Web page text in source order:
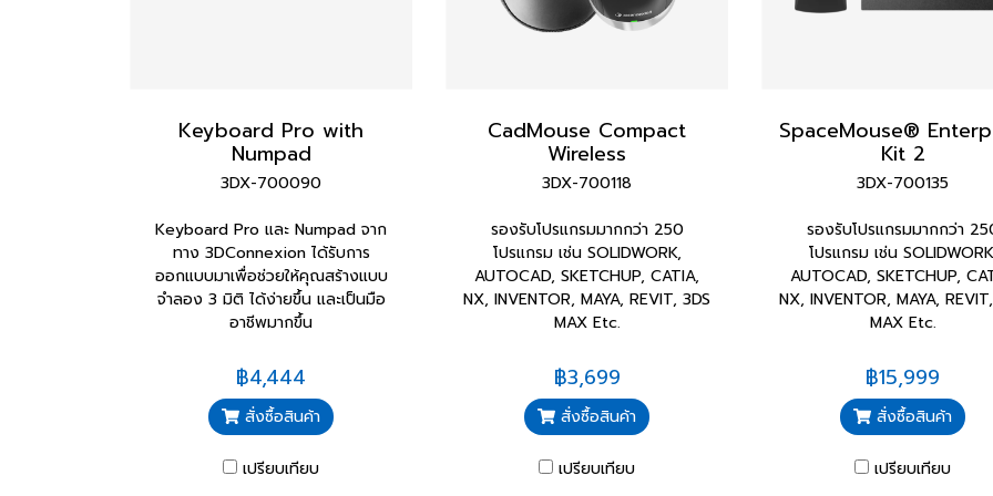
Keyboard Pro with
Numpad
3DX-700090
Keyboard Pro และ Numpad จาก
ทาง 3DConnexion ได้รับการ
ออกแบบมาเพื่อช่วยให้คุณสร้างแบบ
จำลอง 3 มิติ ได้ง่ายขึ้น และเป็นมือ
อาชีพมากขึ้น
฿4,444
สั่งซื้อสินค้า
เปรียบเทียบ
CadMouse Compact
Wireless
3DX-700118
รองรับโปรแกรมมากกว่า 250
โปรแกรม เช่น SOLIDWORK,
AUTOCAD, SKETCHUP, CATIA,
NX, INVENTOR, MAYA, REVIT, 3DS
MAX Etc.
฿3,699
สั่งซื้อสินค้า
เปรียบเทียบ
SpaceMouse®
Kit 2
3DX-700135
รองรับโปรแกรมมากกว่า
โปรแกรม เช่น
AUTOCAD, SKETCHUP,
NX, INVENTOR, MAYA,
MAX Etc.
฿15,999
สั่งซื้อสินค้า
เปรียบเทียบ